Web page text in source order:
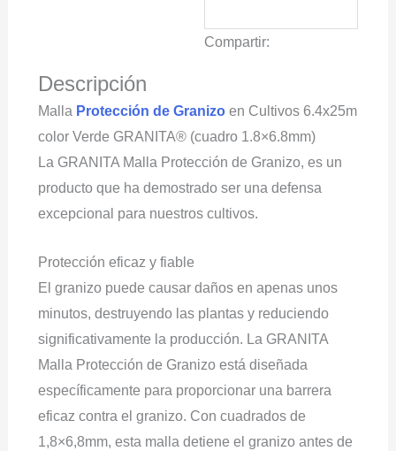
Compartir:
Descripción
Malla Protección de Granizoen Cultivos 6.4x25m
color Verde GRANITA® (cuadro 1.8×6.8mm)
La GRANITA Malla Protección de Granizo, es un
producto que ha demostrado ser una defensa
excepcional para nuestros cultivos.
Protección eficaz y fiable
El granizo puede causar daños en apenas unos
minutos, destruyendo las plantas y reduciendo
significativamente la producción. La GRANITA
Malla Protección de Granizo está diseñada
específicamente para proporcionar una barrera
eficaz contra el granizo. Con cuadrados de
1,8×6,8mm, esta malla detiene el granizo antes de